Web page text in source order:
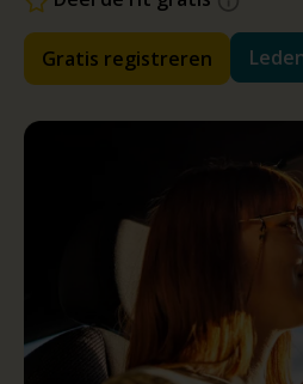
Gratis registreren